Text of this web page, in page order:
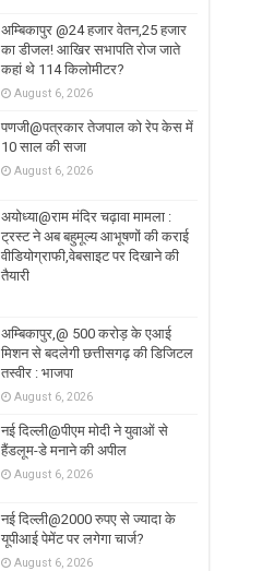
अम्बिकापुर @24 हजार वेतन,25 हजार
का डीजल! आखिर सभापति रोज जाते
कहां थे 114 किलोमीटर?
August 6, 2026
पणजी@पत्रकार तेजपाल को रेप केस में
10 साल की सजा
August 6, 2026
अयोध्या@राम मंदिर चढ़ावा मामला :
ट्रस्ट ने अब बहुमूल्य आभूषणों की कराई
वीडियोग्राफी,वेबसाइट पर दिखाने की
तैयारी
अम्बिकापुर,@ 500 करोड़ के एआई
मिशन से बदलेगी छत्तीसगढ़ की डिजिटल
तस्वीर : भाजपा
August 6, 2026
नई दिल्ली@पीएम मोदी ने युवाओं से
हैंडलूम-डे मनाने की अपील
August 6, 2026
नई दिल्ली@2000 रुपए से ज्यादा के
यूपीआई पेमेंट पर लगेगा चार्ज?
August 6, 2026